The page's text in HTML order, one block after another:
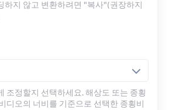
하지 않고 변환하려면 "복사"(권장하지
조정할지 선택하세요. 해상도 또는 종횡
디오의 너비를 기준으로 선택한 종횡비